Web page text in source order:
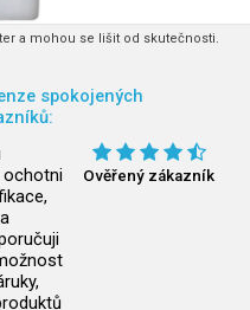
a mohou se lišit od skutečnosti.
spokojených
ochotni
Ověřený zákazník